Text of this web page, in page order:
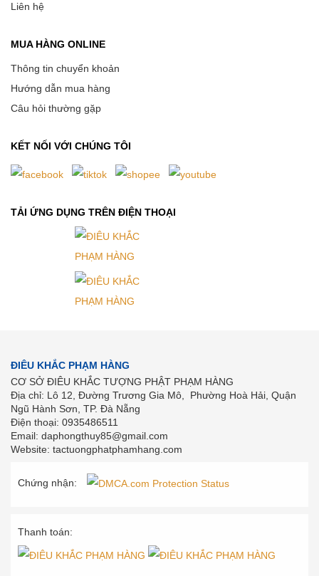
Liên hệ
MUA HÀNG ONLINE
Thông tin chuyển khoản
Hướng dẫn mua hàng
Câu hỏi thường gặp
KẾT NỐI VỚI CHÚNG TÔI
TẢI ỨNG DỤNG TRÊN ĐIỆN THOẠI
ĐIÊU KHẮC PHẠM HÀNG
CƠ SỞ ĐIÊU KHẮC TƯỢNG PHẬT PHẠM HÀNG
Địa chỉ: Lô 12, Đường Trương Gia Mô, Phường Hoà Hải, Quận
Ngũ Hành Sơn, TP. Đà Nẵng
Điện thoại: 0935486511
Email: daphongthuy85@gmail.com
Website: tactuongphatphamhang.com
Chứng nhận:
Thanh toán: